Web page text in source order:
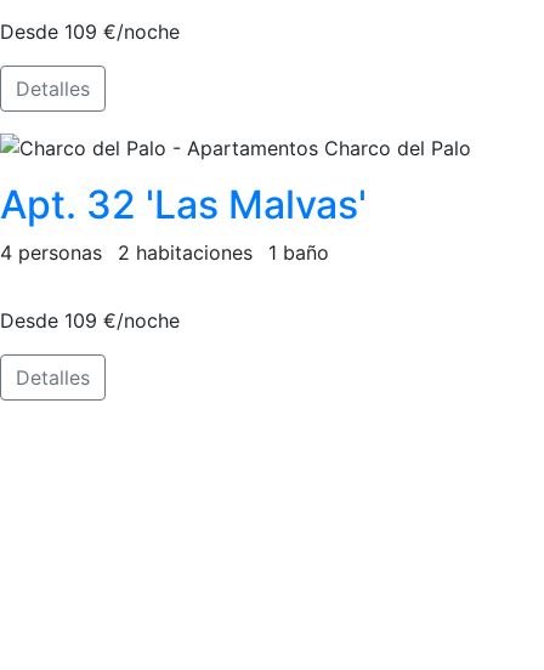
Desde 109 €/noche
Detalles
Apt. 32 'Las Malvas'
4 personas 2 habitaciones 1 baño
Desde 109 €/noche
Detalles